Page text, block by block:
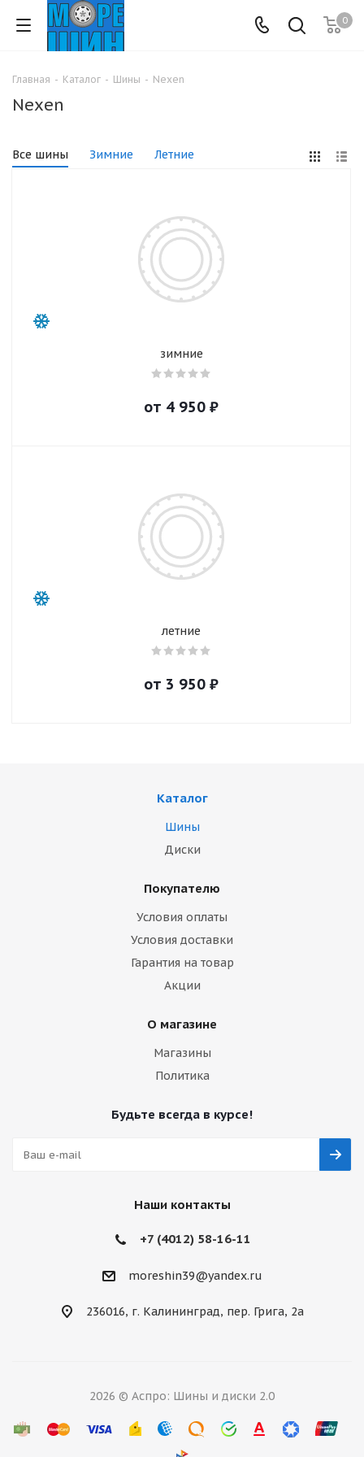
0
Главная - Каталог - Шины - Nexen
Nexen
Все шины Зимние Летние
зимние
от 4 950 ₽
летние
от 3 950 ₽
Каталог
Шины
Диски
Покупателю
Условия оплаты
Условия доставки
Гарантия на товар
Акции
О магазине
Магазины
Политика
Будьте всегда в курсе!
Наши контакты
+7 (4012) 58-16-11
moreshin39@yandex.ru
236016, г. Калининград, пер. Грига, 2а
2026 © Аспро: Шины и диски 2.0